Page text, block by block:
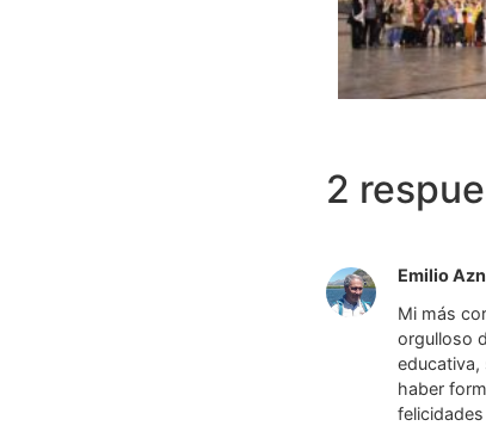
2
Emilio
Mi más
orgulloso
educativa,
haber